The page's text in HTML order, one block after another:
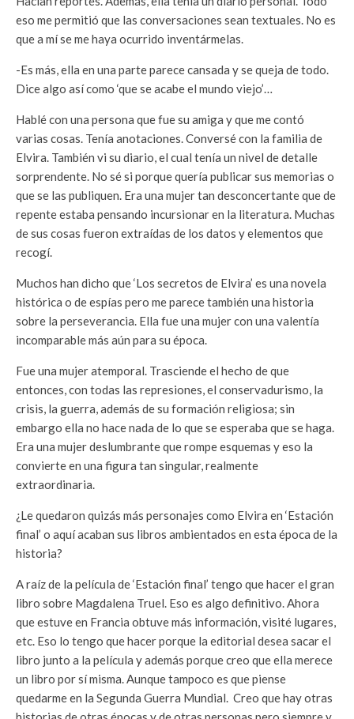
eso me permitió que las conversaciones sean textuales. No es
que a mí se me haya ocurrido inventármelas.
-Es más, ella en una parte parece cansada y se queja de todo.
Dice algo así como ‘que se acabe el mundo viejo’…
Hablé con una persona que fue su amiga y que me contó
varias cosas. Tenía anotaciones. Conversé con la familia de
Elvira. También vi su diario, el cual tenía un nivel de detalle
sorprendente. No sé si porque quería publicar sus memorias o
que se las publiquen. Era una mujer tan desconcertante que de
repente estaba pensando incursionar en la literatura. Muchas
de sus cosas fueron extraídas de los datos y elementos que
recogí.
Muchos han dicho que ‘Los secretos de Elvira’ es una novela
histórica o de espías pero me parece también una historia
sobre la perseverancia. Ella fue una mujer con una valentía
incomparable más aún para su época.
Fue una mujer atemporal. Trasciende el hecho de que
entonces, con todas las represiones, el conservadurismo, la
crisis, la guerra, además de su formación religiosa; sin
embargo ella no hace nada de lo que se esperaba que se haga.
Era una mujer deslumbrante que rompe esquemas y eso la
convierte en una figura tan singular, realmente
extraordinaria.
¿Le quedaron quizás más personajes como Elvira en ‘Estación
final’ o aquí acaban sus libros ambientados en esta época de la
historia?
A raíz de la película de ‘Estación final’ tengo que hacer el gran
libro sobre Magdalena Truel. Eso es algo definitivo. Ahora
que estuve en Francia obtuve más información, visité lugares,
etc. Eso lo tengo que hacer porque la editorial desea sacar el
libro junto a la película y además porque creo que ella merece
un libro por sí misma. Aunque tampoco es que piense
quedarme en la Segunda Guerra Mundial. Creo que hay otras